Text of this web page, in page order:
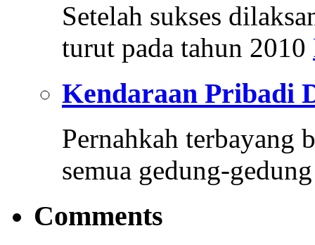
Setelah sukses
turut pada tahun 2010
Kendaraan Pribadi
Pernahkah terbayang
semua gedung-
Comments